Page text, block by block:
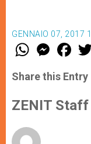
GENNAIO 07, 2017
W
t
s
p
p
M
e
s
e
g
e
F
a
e
b
o
k
Share this Entry
ZENIT Staff